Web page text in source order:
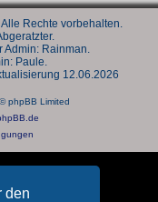
den
Rechte vorbehalten.
Admin: Rainman.
Paule.
12.06.2026
phpBB Limited